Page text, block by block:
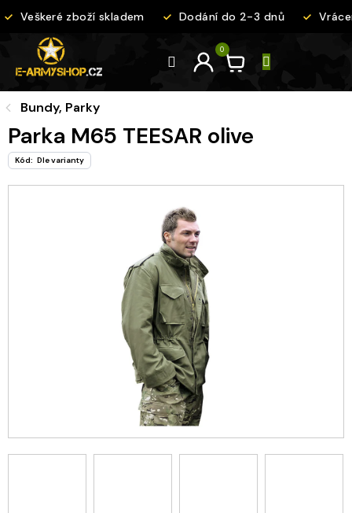
na
Veškeré zboží skladem Dodání do 2-3 dnů
Bundy, Parky
Parka M65 TEESAR olive
Kód: Dle varianty